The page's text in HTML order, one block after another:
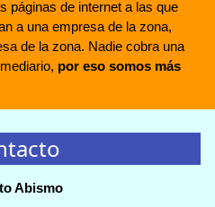
páginas de internet a las que
a una empresa de la zona,
de la zona. Nadie cobra una
por eso somos más
Abismo